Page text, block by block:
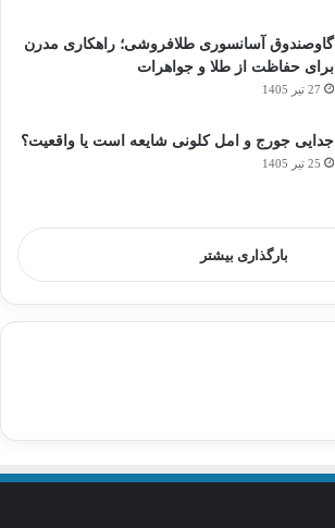
گاوصندوق آسانسوری طلافروشی؛ راهکاری مدرن
برای حفاظت از طلا و جواهرات
27 تیر 1405
جدایی جورج و امل کلونی شایعه است یا واقعیت؟
25 تیر 1405
بارگذاری بیشتر